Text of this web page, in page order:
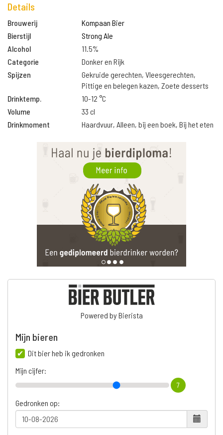
Details
Brouwerij
Kompaan Bier
Bierstijl
Strong Ale
Alcohol
11.5%
Categorie
Donker en Rijk
Spijzen
Gekruide gerechten, Vleesgerechten,
Pittige en belegen kazen, Zoete desserts
Drinktemp.
10-12 °C
Volume
33 cl
Drinkmoment
Haardvuur, Alleen, bij een boek, Bij het eten
Powered by Bierista
Mijn bieren
Dit bier heb ik gedronken
Mijn cijfer:
7
Gedronken op: